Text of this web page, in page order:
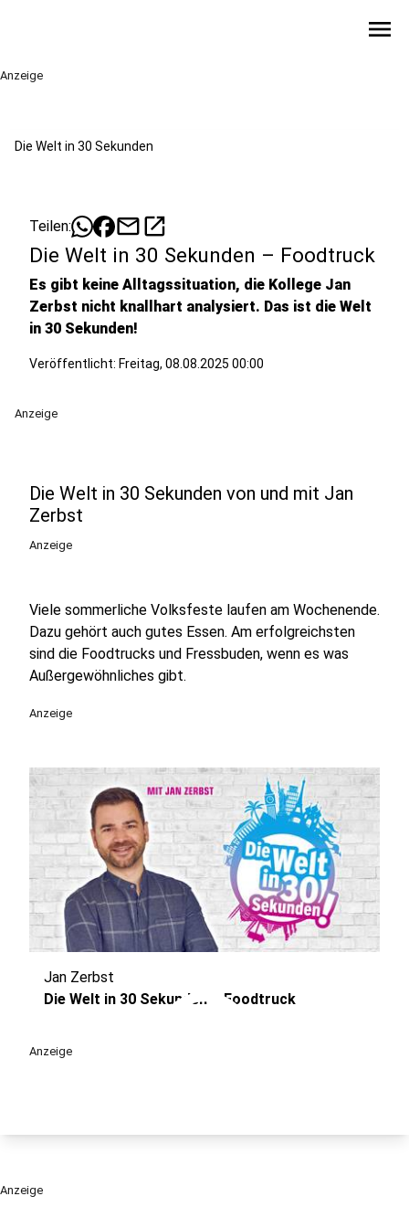
menu
Anzeige
Die Welt in 30 Sekunden
Teilen: mailopen_in_new
Die Welt in 30 Sekunden – Foodtruck
Es gibt keine Alltagssituation, die Kollege Jan
Zerbst nicht knallhart analysiert. Das ist die Welt
in 30 Sekunden!
Veröffentlicht: Freitag, 08.08.2025 00:00
Anzeige
Die Welt in 30 Sekunden von und mit Jan
Zerbst
Anzeige
Viele sommerliche Volksfeste laufen am Wochenende.
Dazu gehört auch gutes Essen. Am erfolgreichsten
sind die Foodtrucks und Fressbuden, wenn es was
Außergewöhnliches gibt.
Anzeige
play_circle
Jan Zerbst
Die Welt in 30 Sekunden – Foodtruck
Anzeige
Anzeige